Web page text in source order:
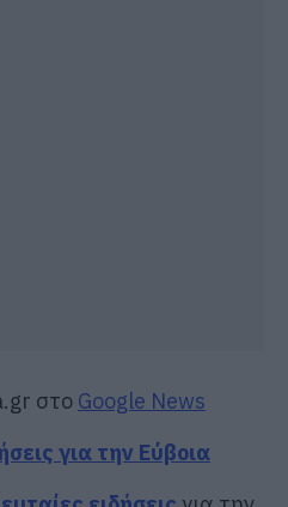
στο Google News
για την Εύβοια